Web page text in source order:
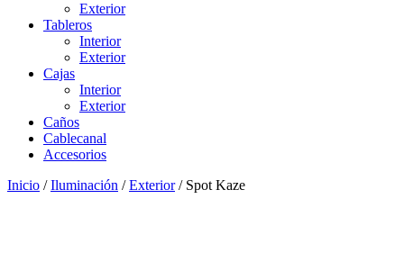
Exterior
Tableros
Interior
Exterior
Cajas
Interior
Exterior
Caños
Cablecanal
Accesorios
Inicio /Iluminación /Exterior/ Spot Kaze